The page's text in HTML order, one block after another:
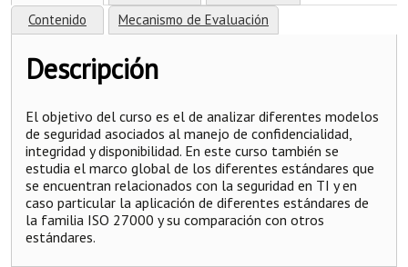
Contenido
Mecanismo de Evaluación
Descripción
El objetivo del curso es el de analizar diferentes modelos
de seguridad asociados al manejo de confidencialidad,
integridad y disponibilidad. En este curso también se
estudia el marco global de los diferentes estándares que
se encuentran relacionados con la seguridad en TI y en
caso particular la aplicación de diferentes estándares de
la familia ISO 27000 y su comparación con otros
estándares.